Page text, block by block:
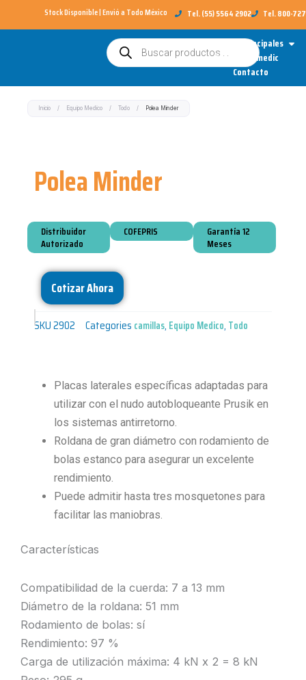
al
Stock Disponible | Envió a Todo México​ Tel. (55) 5564 2902 Tel. 800-
Búsqueda
de
productos
Categorías Principales
Sobre Redimedic
Contacto
Inicio / Equipo Medico / Todo / Polea Minder
Polea Minder
Distribuidor
Autorizado
COFEPRIS
Garantía 12
Meses
Cotizar Ahora
SKU2902 Categories camillas, Equipo Medico, Todo
Placas laterales específicas adaptadas para
utilizar con el nudo autobloqueante Prusik en
los sistemas antirretorno.
Roldana de gran diámetro con rodamiento de
bolas estanco para asegurar un excelente
rendimiento.
Puede admitir hasta tres mosquetones para
facilitar las maniobras.
Características
Compatibilidad de la cuerda: 7 a 13 mm
Diámetro de la roldana: 51 mm
Rodamiento de bolas: sí
Rendimiento: 97 %
Carga de utilización máxima: 4 kN x 2 = 8 kN